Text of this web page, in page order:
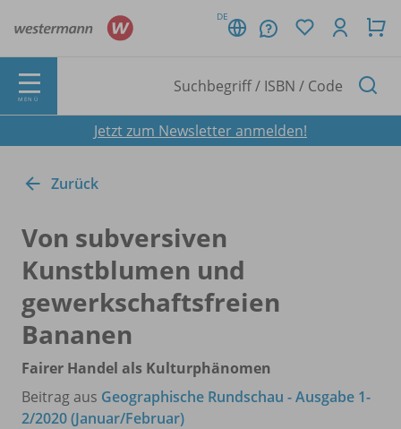
DE
MENÜ
Jetzt zum Newsletter anmelden!
Zurück
Von subversiven
Kunstblumen und
gewerkschaftsfreien
Bananen
Fairer Handel als Kulturphänomen
Beitrag aus Geographische Rundschau - Ausgabe 1-
2/2020 (Januar/Februar)